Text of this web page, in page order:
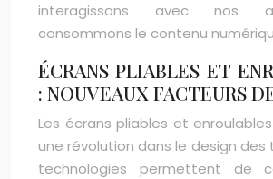
interagissons avec nos
consommons le contenu
ÉCRANS PLIABLES ET
: NOUVEAUX FACTEURS
Les écrans pliables et
une révolution dans le design
technologies permettent de